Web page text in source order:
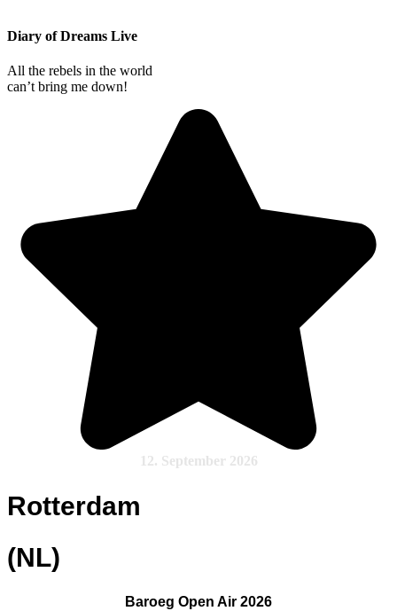
Diary of Dreams Live
All the rebels in the world
can’t bring me down!
12. September 2026
Rotterdam
(NL)
Baroeg Open Air 2026